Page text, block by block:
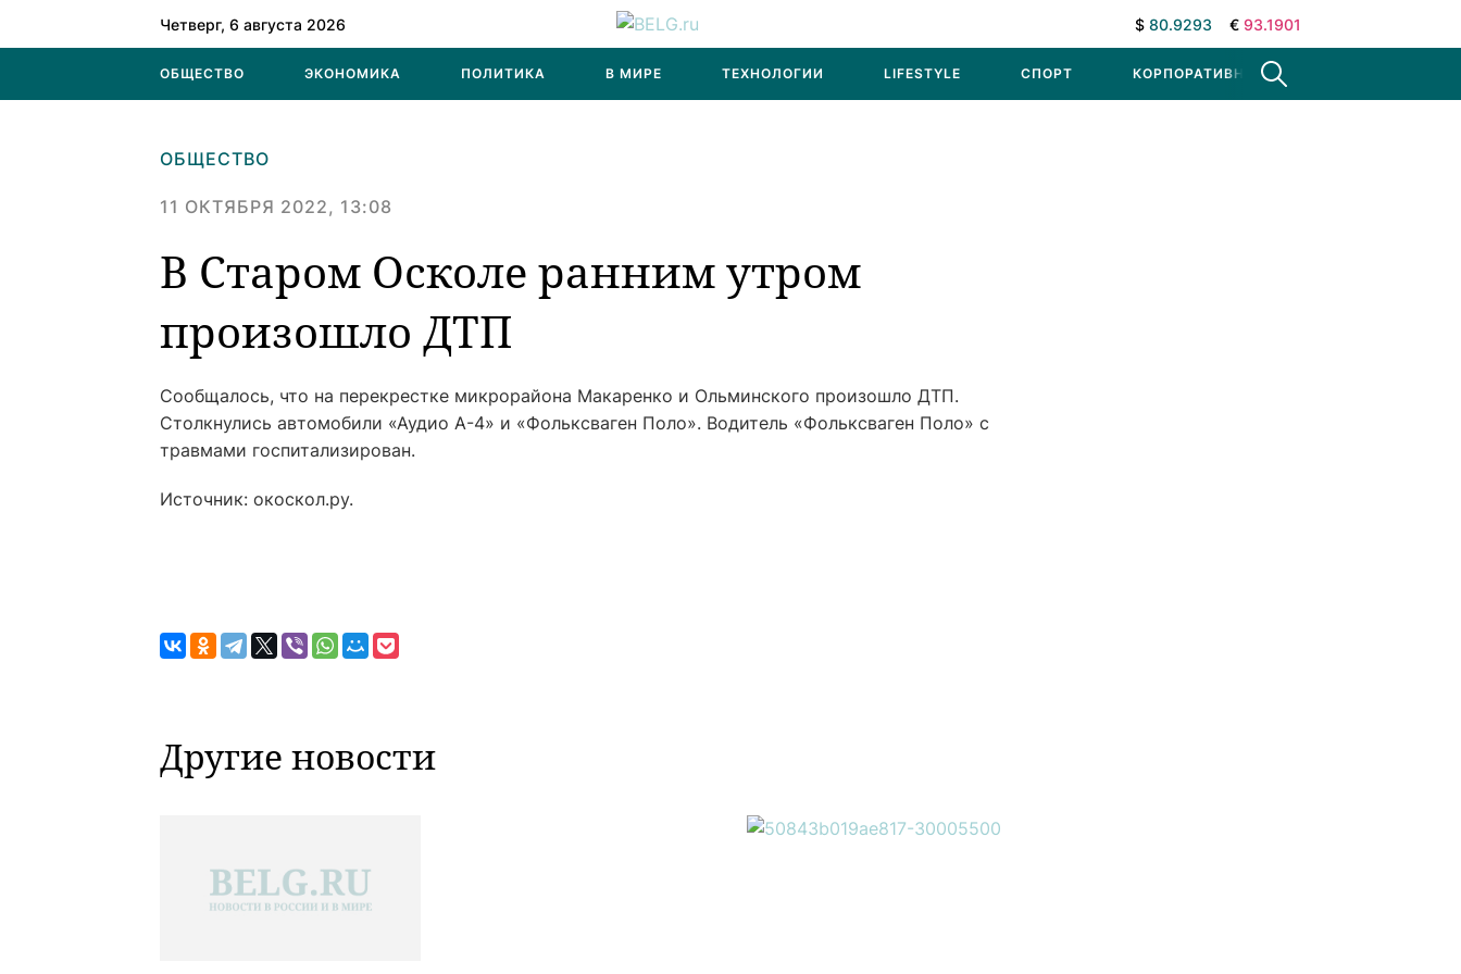
Четверг, 6 августа 2026 $ 80.9293 € 93.1901
ОБЩЕСТВО ЭКОНОМИКА ПОЛИТИКА В МИРЕ ТЕХНОЛОГИИ LIFESTYLE СПОРТ КОРПОРАТИВНЫЕ НОВОСТИ
ОБЩЕСТВО
11 ОКТЯБРЯ 2022, 13:08
В Старом Осколе ранним утром
произошло ДТП
Сообщалось, что на перекрестке микрорайона Макаренко и Ольминского произошло ДТП.
Столкнулись автомобили «Аудио А-4» и «Фольксваген Поло». Водитель «Фольксваген Поло» с
травмами госпитализирован.
Источник: окоскол.ру.
Другие новости